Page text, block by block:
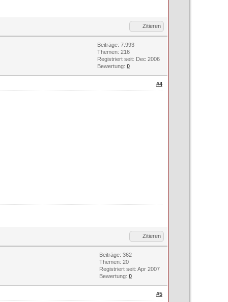
Zitieren
Beiträge: 7.993
Themen: 216
Registriert seit: Dec 2006
Bewertung: 0
#4
Zitieren
Beiträge: 362
Themen: 20
Registriert seit: Apr 2007
Bewertung: 0
#5